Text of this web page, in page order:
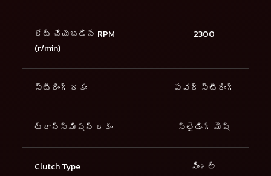
రేట్ చేయబడిన RPM
(r/min)
2300
స్టీరింగ్ రకం పవర్ స్టీరింగ్
ట్రాన్స్మిషన్ రకం స్లైడింగ్ మెష్
Clutch Type సింగల్